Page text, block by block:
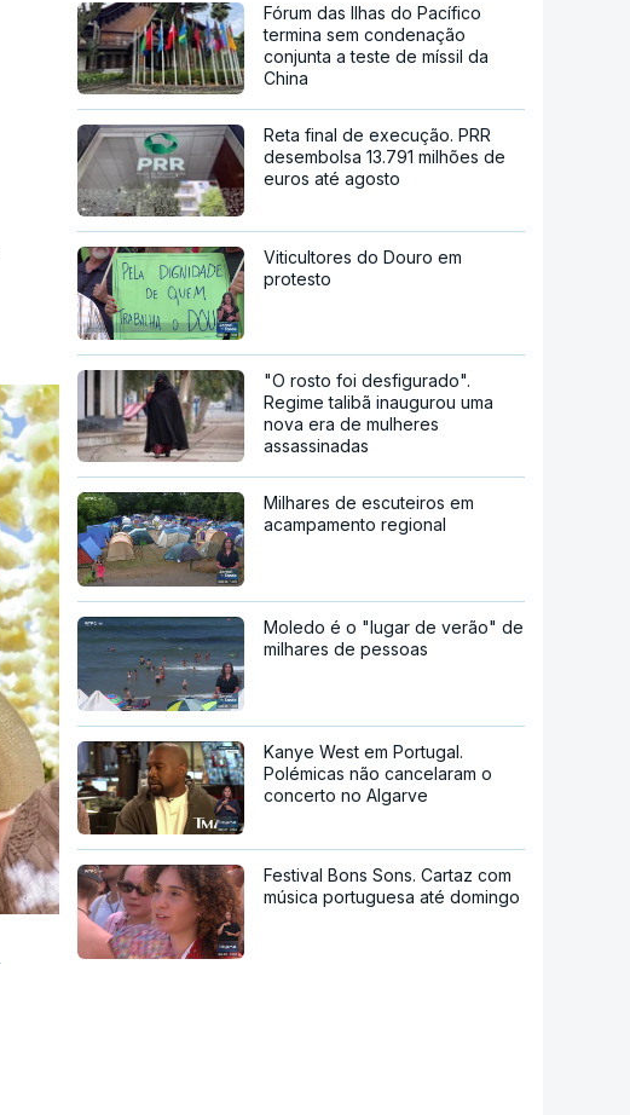
Fórum das Ilhas do Pacífico
termina sem condenação
conjunta a teste de míssil da
China
Reta final de execução. PRR
desembolsa 13.791 milhões de
euros até agosto
Viticultores do Douro em
protesto
"O rosto foi desfigurado".
Regime talibã inaugurou uma
nova era de mulheres
assassinadas
Milhares de escuteiros em
acampamento regional
Moledo é o "lugar de verão" de
milhares de pessoas
Kanye West em Portugal.
Polémicas não cancelaram o
concerto no Algarve
Festival Bons Sons. Cartaz com
música portuguesa até domingo